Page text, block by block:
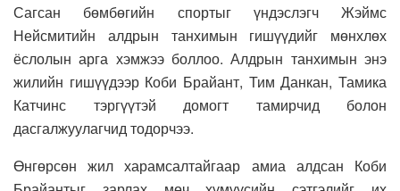
Сагсан бөмбөгийн спортыг үндэслэгч Жэймс
Нейсмитийн алдрын танхимын гишүүдийг мөнхлөх
ёслолын арга хэмжээ боллоо. Алдрын танхимын энэ
жилийн гишүүдээр Коби Брайант, Тим Данкан, Тамика
Катчинс тэргүүтэй домогт тамирчид болон
дасгалжуулагчид тодорчээ.
Өнгөрсөн жил харамсалтайгаар амиа алдсан Коби